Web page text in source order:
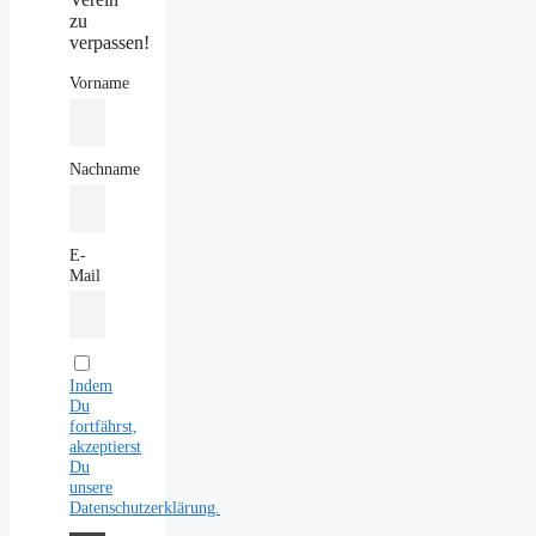
zu
verpassen!
Vorname
Nachname
E-
Mail
Indem
Du
fortfährst,
akzeptierst
Du
unsere
Datenschutzerklärung.